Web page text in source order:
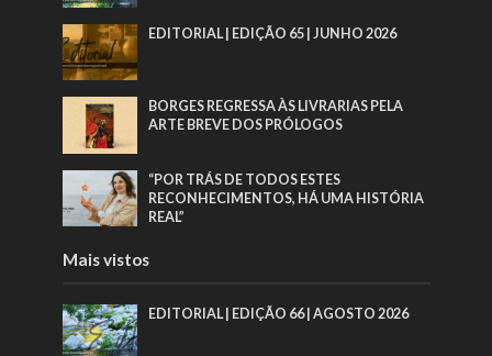
EDITORIAL | EDIÇÃO 65 | JUNHO 2026
BORGES REGRESSA ÀS LIVRARIAS PELA
ARTE BREVE DOS PRÓLOGOS
“POR TRÁS DE TODOS ESTES
RECONHECIMENTOS, HÁ UMA HISTÓRIA
REAL”
Mais vistos
EDITORIAL | EDIÇÃO 66 | AGOSTO 2026